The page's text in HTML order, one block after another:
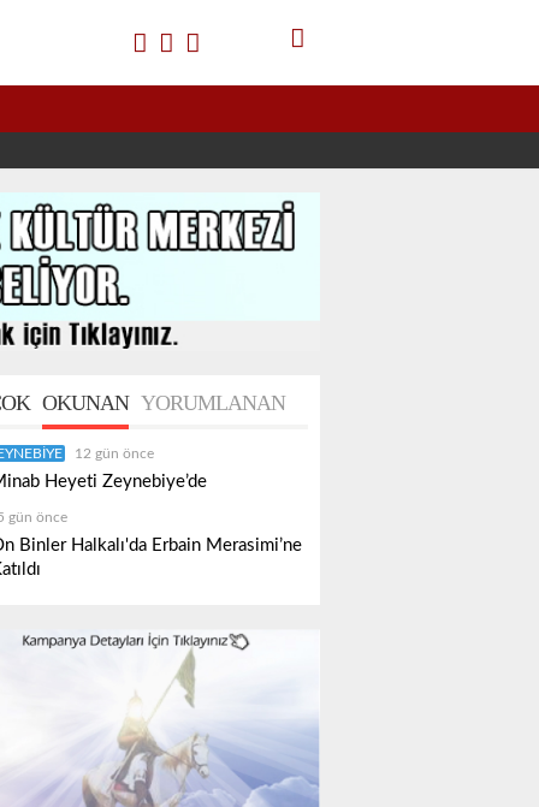
OKUNAN YORUMLANAN
12 gün önce
Heyeti Zeynebiye’de
gün önce
Binler Halkalı'da Erbain Merasimi’ne